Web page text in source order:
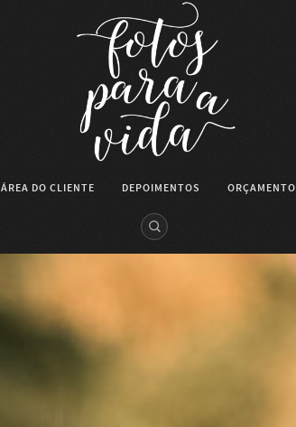
ÁREA DO CLIENTE DEPOIMENTOS ORÇAMENTO